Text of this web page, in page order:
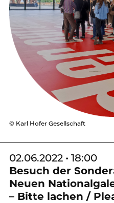
© Karl Hofer Gesellschaft
02.06.2022 • 18:00
Besuch der
Neuen
– Bitte lachen /